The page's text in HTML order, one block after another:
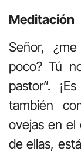
Meditación
Señor,
poco? Tú
pastor”.
también
ovejas en el
de ellas,